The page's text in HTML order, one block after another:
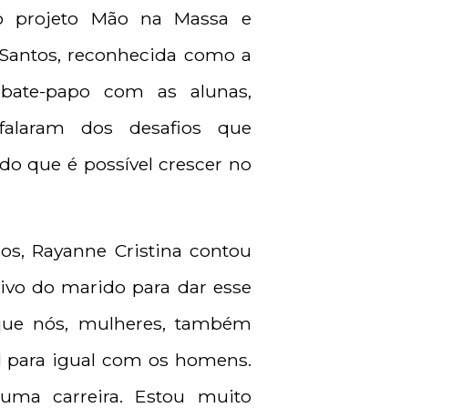
projeto Mão na Massa e
reconhecida como a
papo com as alunas,
dos desafios que
que é possível crescer no
Rayanne Cristina contou
do marido para dar esse
nós, mulheres, também
igual com os homens.
carreira. Estou muito